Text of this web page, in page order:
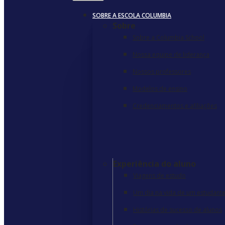
SOBRE A ESCOLA COLUMBIA
Sobre
Sobre a Columbia School
Nossa equipe de liderança
Nossos professores
Modelos de ensino
Credenciamentos e afiliações
Experiência do aluno
Viagens de estudo
Um dia na vida de um estudante
Histórias de sucesso de alunos